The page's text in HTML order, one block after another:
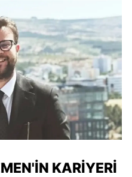
KARIYERI